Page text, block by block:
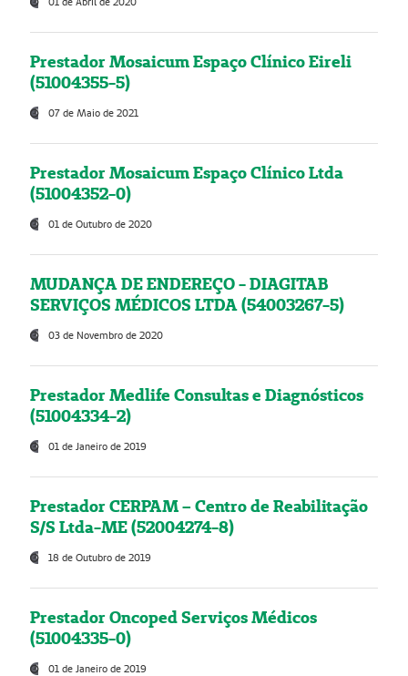
Prestador Mosaicum Espaço Clínico Eireli
(51004355-5)
07 de Maio de 2021
Prestador Mosaicum Espaço Clínico Ltda
(51004352-0)
01 de Outubro de 2020
MUDANÇA DE ENDEREÇO - DIAGITAB
SERVIÇOS MÉDICOS LTDA (54003267-5)
03 de Novembro de 2020
Prestador Medlife Consultas e Diagnósticos
(51004334-2)
01 de Janeiro de 2019
Prestador CERPAM – Centro de Reabilitação
S/S Ltda-ME (52004274-8)
18 de Outubro de 2019
Prestador Oncoped Serviços Médicos
(51004335-0)
01 de Janeiro de 2019